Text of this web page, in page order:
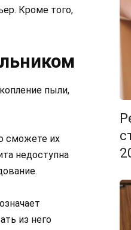
Кроме того,
пыли,
сможете их
недоступна
из него